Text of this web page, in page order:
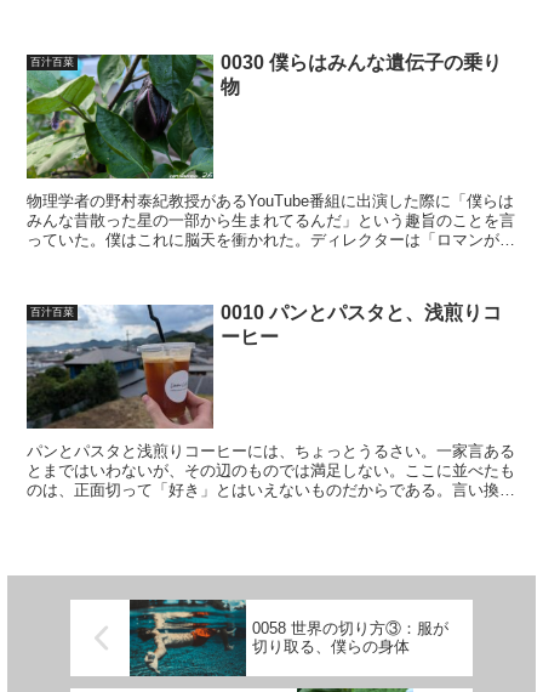
百汁百菜
0030 僕らはみんな遺伝子の乗り
物
物理学者の野村泰紀教授があるYouTube番組に出演した際に「僕らは
みんな昔散った星の一部から生まれてるんだ」という趣旨のことを言
っていた。僕はこれに脳天を衝かれた。ディレクターは「ロマンがあ
百汁百菜
0010 パンとパスタと、浅煎りコ
ーヒー
パンとパスタと浅煎りコーヒーには、ちょっとうるさい。一家言ある
とまではいわないが、その辺のものでは満足しない。ここに並べたも
のは、正面切って「好き」とはいえないものだからである。言い換え
0058 世界の切り方③：服が
切り取る、僕らの身体